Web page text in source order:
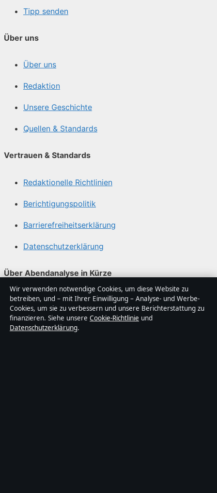
Tipp senden
Über uns
Über uns
Redaktion
Unsere Geschichte
Quellen & Standards
Vertrauen & Standards
Redaktionelle Richtlinien
Berichtigungspolitik
Barrierefreiheitserklärung
Datenschutzerklärung
Über Abendanalyse in Kürze
Abendanalyse ist ein unabhängiger digitaler
Nachrichtenanbieter mit Fokus auf Politik, Wirtschaft,
Technik und Gesellschaft in Deutschland. Jeder Artikel
trägt eine Byline, wird von einem Redakteur geprüft und
Wir verwenden notwendige Cookies, um diese Website zu
betreiben, und – mit Ihrer Einwilligung – Analyse- und Werbe-
Cookies, um sie zu verbessern und unsere Berichterstattung zu
finanzieren. Siehe unsere Cookie-Richtlinie und
Datenschutzerklärung.